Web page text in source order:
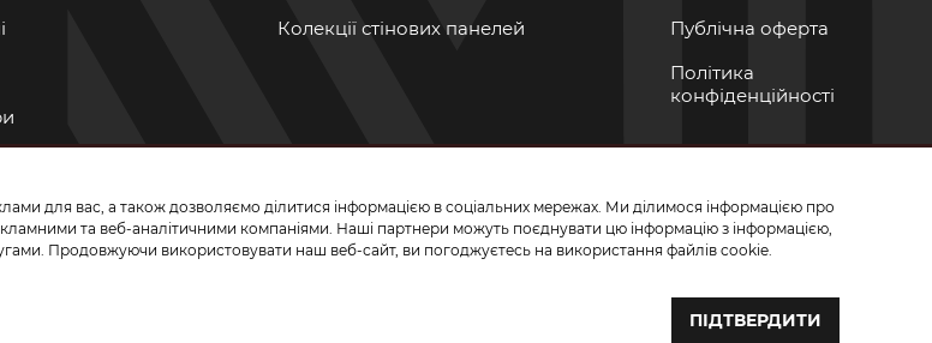
Колекції стінових панелей
Публічна оферта
Політика
конфіденційності
ПРИЄДНУЙТЕСЬ ДО НАС У СОЦМЕРЕЖАХ
для вас, а також дозволяємо ділитися інформацією в соціальних мережах. Ми ділимося інформацією про
та веб-аналітичними компаніями. Наші партнери можуть поєднувати цю інформацію з інформацією,
Продовжуючи використовувати наш веб-сайт, ви погоджуєтесь на використання файлів cookie.
ПІДТВЕРДИТИ